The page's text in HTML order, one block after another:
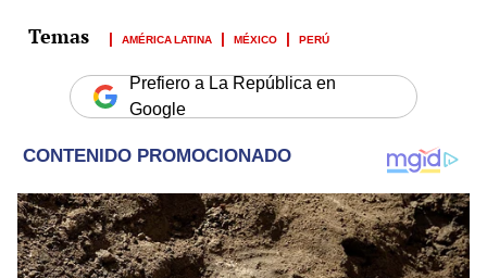
AMÉRICA LATINA MÉXICO PERÚ
Prefiero a La República en
Google